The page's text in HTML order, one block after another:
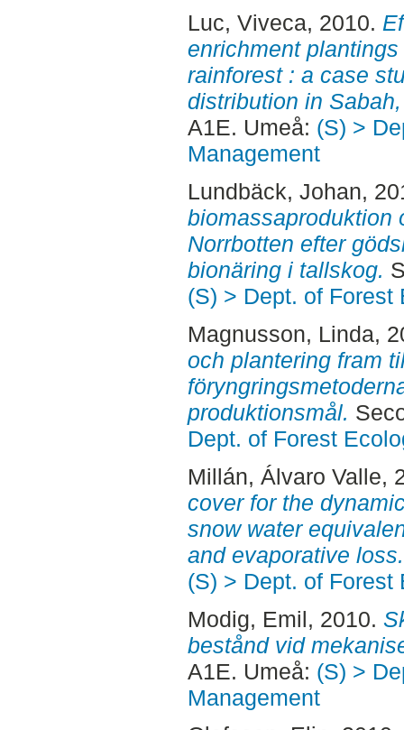
Luc, Viveca, 2010.
enrichment
rainforest : a case
distribution in
A1E. Umeå: (S) >
Management
Lundbäck, Johan,
biomassaproduktion
Norrbotten efter
bionäring i tallskog.
(S) > Dept. of Forest
Magnusson, Linda,
och plantering fram
produktionsmål.
Dept. of Forest
Millán, Álvaro Valle,
cover for the
snow water
and evaporative loss.
(S) > Dept. of Forest
Modig, Emil, 2010.
bestånd vid
A1E. Umeå: (S) >
Management